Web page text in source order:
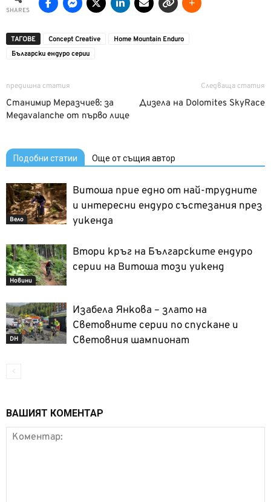
SHARES
ТАГОВЕ Concept Creative
Home Mountain Enduro
Български ендуро серии
предишна статия
Станимир Меразчиев: за
Megavalanche от първо лице
Следваща статия
Дизела на Dolomites SkyRace
Подобни статии Още от същия автор
Вело
Витоша прие едно от най-трудните
и интересни ендуро състезания през
уикенда
Новини
Втори кръг на Българските ендуро
серии на Витоша този уикенд
DH
Изабела Янкова – злато на
Световните серии по спускане и
Световния шампионат
ВАШИЯТ КОМЕНТАР